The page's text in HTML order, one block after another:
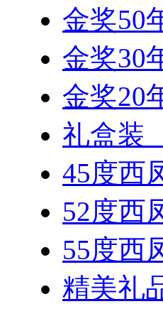
金奖50
金奖30
金奖20
礼盒装
45度西
52度西
55度西
精美礼